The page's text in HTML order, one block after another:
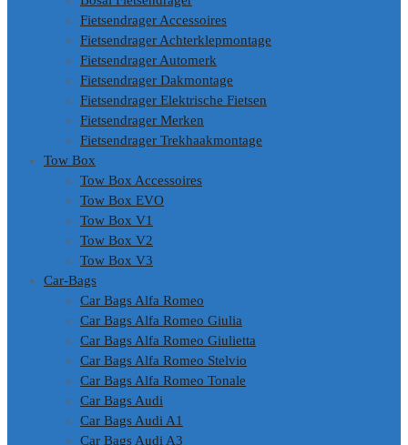
Fietsendrager Accessoires
Fietsendrager Achterklepmontage
Fietsendrager Automerk
Fietsendrager Dakmontage
Fietsendrager Elektrische Fietsen
Fietsendrager Merken
Fietsendrager Trekhaakmontage
Tow Box
Tow Box Accessoires
Tow Box EVO
Tow Box V1
Tow Box V2
Tow Box V3
Car-Bags
Car Bags Alfa Romeo
Car Bags Alfa Romeo Giulia
Car Bags Alfa Romeo Giulietta
Car Bags Alfa Romeo Stelvio
Car Bags Alfa Romeo Tonale
Car Bags Audi
Car Bags Audi A1
Car Bags Audi A3